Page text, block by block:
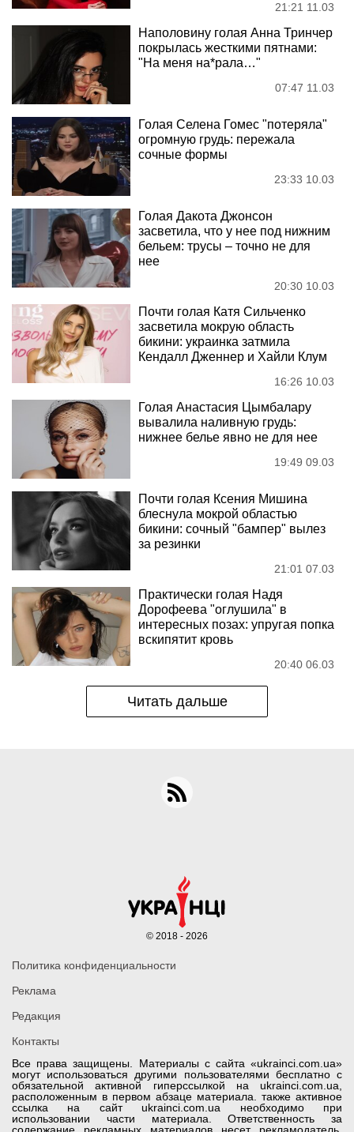
21:21 11.03
Наполовину голая Анна Тринчер
покрылась жесткими пятнами:
"На меня на*рала…"
07:47 11.03
Голая Селена Гомес "потеряла"
огромную грудь: пережала
сочные формы
23:33 10.03
Голая Дакота Джонсон
засветила, что у нее под нижним
бельем: трусы – точно не для
нее
20:30 10.03
Почти голая Катя Сильченко
засветила мокрую область
бикини: украинка затмила
Кендалл Дженнер и Хайли Клум
16:26 10.03
Голая Анастасия Цымбалару
вывалила наливную грудь:
нижнее белье явно не для нее
19:49 09.03
Почти голая Ксения Мишина
блеснула мокрой областью
бикини: сочный "бампер" вылез
за резинки
21:01 07.03
Практически голая Надя
Дорофеева "оглушила" в
интересных позах: упругая попка
вскипятит кровь
20:40 06.03
Читать дальше
Все права защищены. Материалы с сайта «ukrainci.com.ua»
могут использоваться другими пользователями бесплатно с
обязательной активной гиперссылкой на ukrainci.com.ua,
расположенным в первом абзаце материала. также активное
ссылка на сайт ukrainci.com.ua необходимо при
использовании части материала. Ответственность за
Политика конфиденциальности
Реклама
Редакция
Контакты
© 2018 - 2026